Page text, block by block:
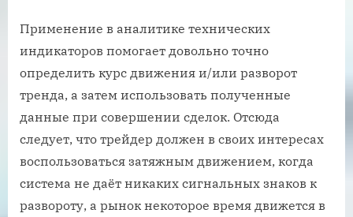
Применение в аналитике технических
индикаторов помогает довольно точно
определить курс движения и/или разворот
тренда, а затем использовать полученные
данные при совершении сделок. Отсюда
следует, что трейдер должен в своих интересах
воспользоваться затяжным движением, когда
система не даёт никаких сигнальных знаков к
развороту, а рынок некоторое время движется в